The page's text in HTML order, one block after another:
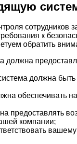
сотрудников
к
обратить
должна
должна
предоставлять
компании;